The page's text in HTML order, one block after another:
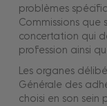
problèmes
Commissions que
concertation qui
profession ainsi
Les organes
Générale des
choisi en son sein